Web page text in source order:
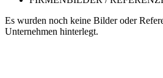
Es wurden noch keine Bilder oder
Unternehmen hinterlegt.